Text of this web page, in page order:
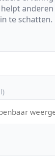
te schatten.